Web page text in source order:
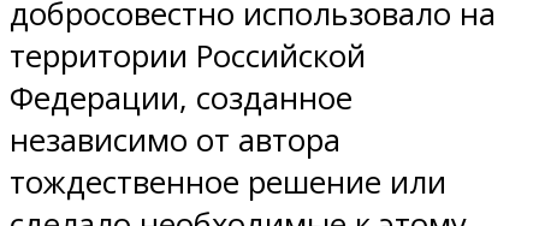
добросовестно использовало на
территории Российской
Федерации, созданное
независимо от автора
тождественное решение или